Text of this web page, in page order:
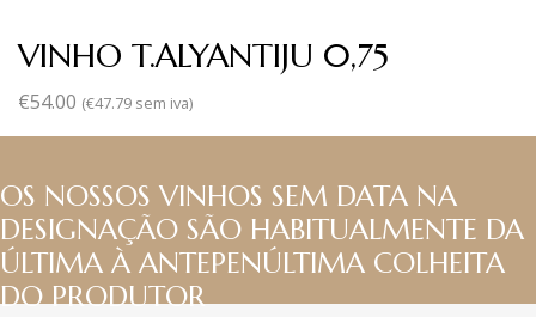
VINHO T.ALYANTIJU 0,75
€54.00 (€47.79 sem iva)
OS NOSSOS VINHOS SEM DATA NA
DESIGNAÇÃO SÃO HABITUALMENTE DA
ÚLTIMA À ANTEPENÚLTIMA COLHEITA
DO PRODUTOR